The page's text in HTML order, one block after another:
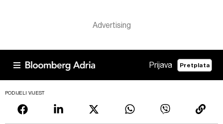
Prijava Pretplata
PODIJELI VIJEST